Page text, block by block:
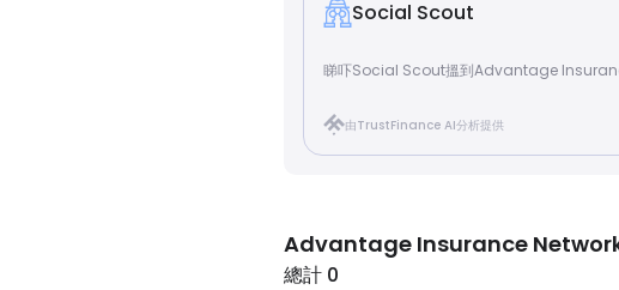
Social Scout
睇吓Social Scout搵到Advantage
由TrustFinance AI分析提供
Advantage Insurance
總計 0